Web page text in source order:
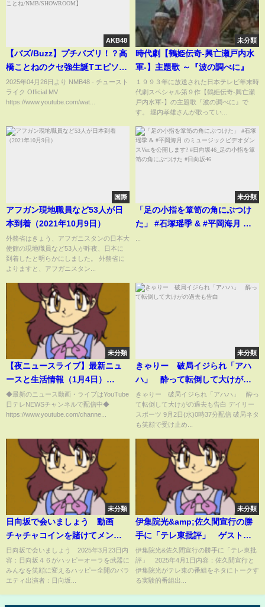
AKB48
【バズ/Buzz】プチバズリ！？高
橋ことねのクセ強生誕Tエピソー
ド。クセ強すぎ？ことねの生誕T
が話題に！生誕Tの行方は…？
【高橋こと
2025年04月26日より NMB48 - チュースト
ライク Official MV
https://www.youtube.com/wat...
未分類
時代劇【鶴姫伝奇-興亡瀬戸内水
軍-】主題歌 ～『波の調べに』
１９９３年に放送された日本テレビ年末時
代劇スペシャル第９作【鶴姫伝奇-興亡瀬
戸内水軍-】の主題歌『波の調べに』で
す。 堀内孝雄さんが歌ってい...
国際
アフガン現地職員など53人が日
本到着（2021年10月9日）
外務省はきょう、アフガニスタンの日本大
使館の現地職員など53人が昨夜、日本に
到着したと明らかにしました。 外務省に
よりますと、アフガニスタン...
未分類
「足の小指を箪笥の角にぶつけ
た」 #石塚瑶季 & #平岡海月 の
未分類
【夜ニュースライブ】最新ニュ
ースと生活情報（1月4日）
――THE LATEST NEWS
SUMMARY（日テレNEWS
LIVE）
◆最新のニュース動画・ライブはYouTube
日テレNEWSチャンネルで配信中◆
https://www.youtube.com/channe...
未分類
きゃりー 破局イジられ「アハ
ハ」 酔って転倒して大けがの
過去も告白
きゃりー 破局イジられ「アハハ」 酔っ
て転倒して大けがの過去も告白 デイリー
スポーツ 9月2日(水)0時37分配信 破局ネタ
も笑顔で受け止め...
未分類
日向坂で会いましょう 動画
チャチャコインを賭けてメンバ
ーが大熱戦 3月23日
日向坂で会いましょう 2025年3月23日内
容：日向坂４６がハッピーオーラを武器に
みんなを笑顔に変えるハッピー全開のバラ
エティ出演者：日向坂...
未分類
伊集院光&amp;佐久間宣行の勝
手に「テレ東批評」 ゲスト：
土屋アンナ 4月1日
伊集院光&佐久間宣行の勝手に「テレ東批
評」 2025年4月1日内容：佐久間宣行と
伊集院光がテレ東の番組をネタにトークす
る実験的番組出...